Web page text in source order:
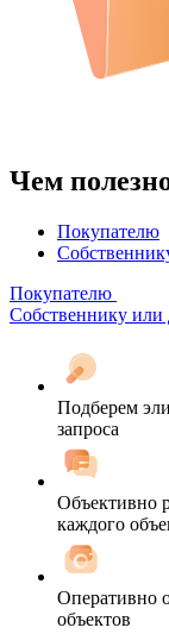
Чем
Покупателю
Покупателю
Собственнику или
Подберем
запроса
Объективно
каждого
Оперативно
объектов